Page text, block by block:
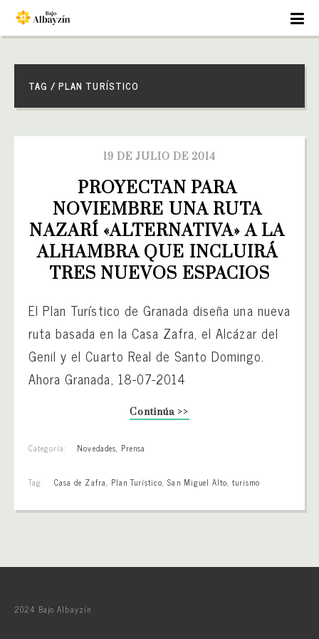
TAG / PLAN TURÍSTICO
19 DE JULIO DE 2014
PROYECTAN PARA
NOVIEMBRE UNA RUTA
NAZARÍ «ALTERNATIVA» A LA
ALHAMBRA QUE INCLUIRÁ
TRES NUEVOS ESPACIOS
El Plan Turístico de Granada diseña una nueva
ruta basada en la Casa Zafra, el Alcázar del
Genil y el Cuarto Real de Santo Domingo.
Ahora Granada, 18-07-2014
Continúa >>
Categoría: Novedades, Prensa
Tag: Casa de Zafra, Plan Turístico,San Miguel Alto,turismo
2024 Bajo Albayzín